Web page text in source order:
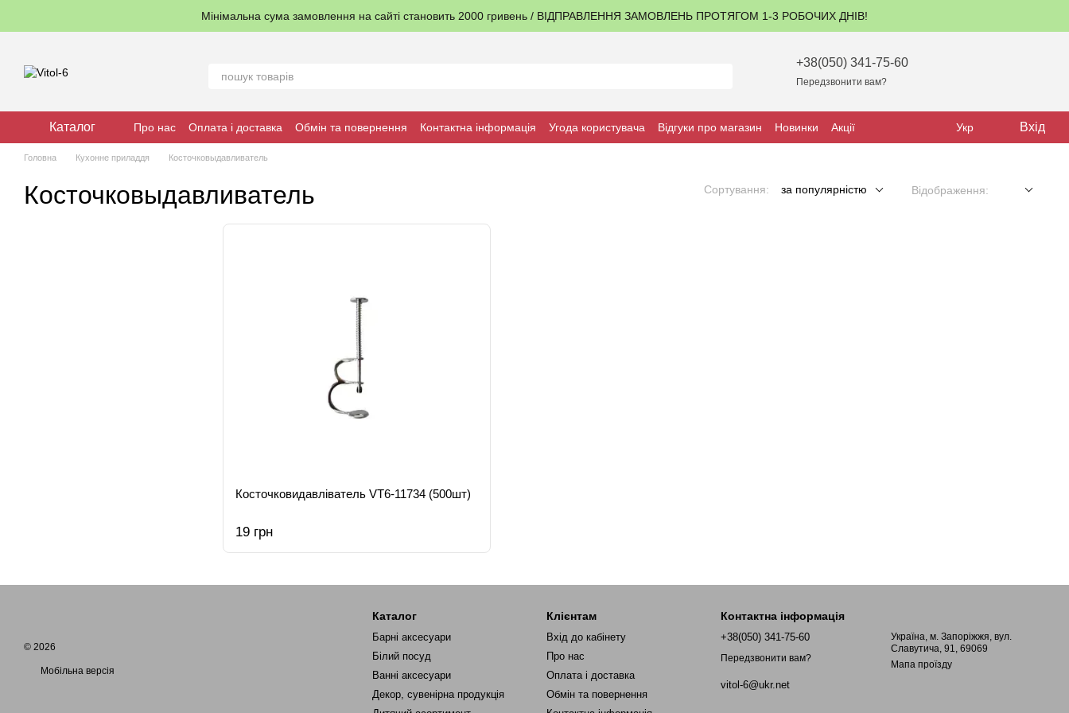
Мінімальна сума замовлення на сайті становить 2000 гривень / ВІДПРАВЛЕННЯ ЗАМОВЛЕНЬ ПРОТЯГОМ 1-3 РОБОЧИХ ДНІВ!
+38(050) 341-75-60
Передзвонити вам?
Каталог Про нас Оплата і доставка Обмін та повернення Контактна інформація Угода користувача Відгуки про магазин Новинки Акції Укр Вхід
Головна Кухонне приладдя Косточковыдавливатель
Косточковыдавливатель Сортування: за популярністю Відображення:
Косточковидавліватель VT6-11734 (500шт)
19 грн
© 2026
Мобільна версія
Каталог
Барні аксесуари
Білий посуд
Ванні аксесуари
Декор, сувенірна продукція
Клієнтам
Вхід до кабінету
Про нас
Оплата і доставка
Обмін та повернення
Контактна інформація
+38(050) 341-75-60
Передзвонити вам?
vitol-6@ukr.net
Україна, м. Запоріжжя, вул.
Славутича, 91, 69069
Мапа проїзду